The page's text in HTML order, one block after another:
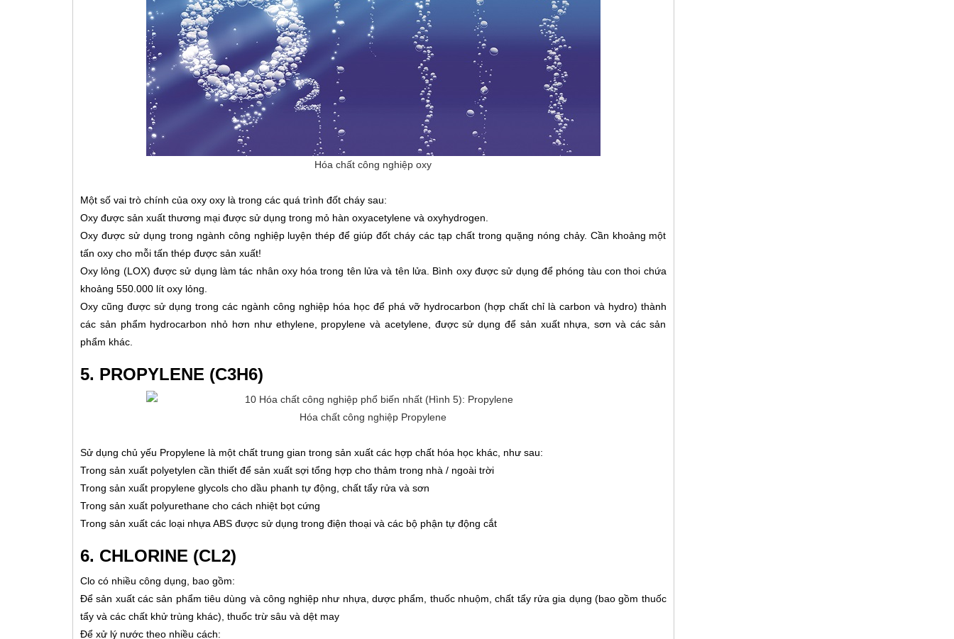
Hóa chất công nghiệp oxy
Một số vai trò chính của oxy oxy là trong các quá trình đốt cháy sau:
Oxy được sản xuất thương mại được sử dụng trong mỏ hàn oxyacetylene và oxyhydrogen.
Oxy được sử dụng trong ngành công nghiệp luyện thép để giúp đốt cháy các tạp chất trong quặng nóng chảy. Cần khoảng một
tấn oxy cho mỗi tấn thép được sản xuất!
Oxy lỏng (LOX) được sử dụng làm tác nhân oxy hóa trong tên lửa và tên lửa. Bình oxy được sử dụng để phóng tàu con thoi chứa
khoảng 550.000 lít oxy lỏng.
Oxy cũng được sử dụng trong các ngành công nghiệp hóa học để phá vỡ hydrocarbon (hợp chất chỉ là carbon và hydro) thành
các sản phẩm hydrocarbon nhỏ hơn như ethylene, propylene và acetylene, được sử dụng để sản xuất nhựa, sơn và các sản
phẩm khác.
5. PROPYLENE (C3H6)
Hóa chất công nghiệp Propylene
Sử dụng chủ yếu Propylene là một chất trung gian trong sản xuất các hợp chất hóa học khác, như sau:
Trong sản xuất polyetylen cần thiết để sản xuất sợi tổng hợp cho thảm trong nhà / ngoài trời
Trong sản xuất propylene glycols cho dầu phanh tự động, chất tẩy rửa và sơn
Trong sản xuất polyurethane cho cách nhiệt bọt cứng
Trong sản xuất các loại nhựa ABS được sử dụng trong điện thoại và các bộ phận tự động cắt
6. CHLORINE (CL2)
Clo có nhiều công dụng, bao gồm:
Để sản xuất các sản phẩm tiêu dùng và công nghiệp như nhựa, dược phẩm, thuốc nhuộm, chất tẩy rửa gia dụng (bao gồm thuốc
tẩy và các chất khử trùng khác), thuốc trừ sâu và dệt may
Để xử lý nước theo nhiều cách: